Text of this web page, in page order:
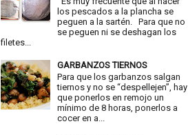
los pescados a la plancha se
peguen a la sartén. Para que no
se peguen ni se deshagan los
filetes...
GARBANZOS TIERNOS
Para que los garbanzos salgan
tiernos y no se “despellejen”, hay
que ponerlos en remojo un
mínimo de 8 horas, ponerlos a
cocer en a...